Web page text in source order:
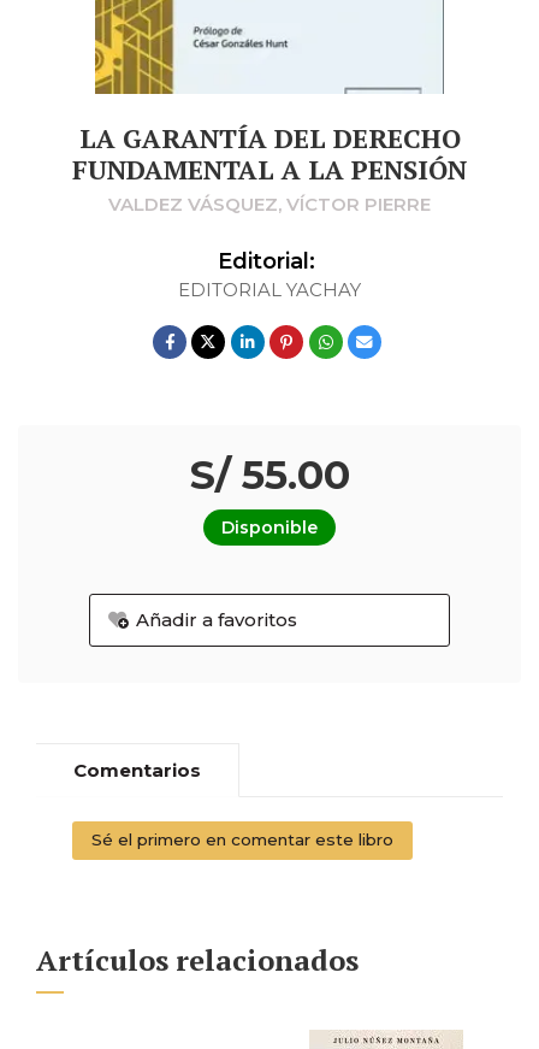
LA GARANTÍA DEL DERECHO
FUNDAMENTAL A LA PENSIÓN
VALDEZ VÁSQUEZ, VÍCTOR PIERRE
Editorial:
EDITORIAL YACHAY
S/ 55.00
Disponible
Añadir a favoritos
Comentarios
Sé el primero en comentar este libro
Artículos relacionados